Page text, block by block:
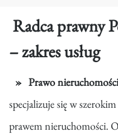
Radca prawny
– zakres usług
Prawo
specjalizuje się w
prawem nieruchomości.